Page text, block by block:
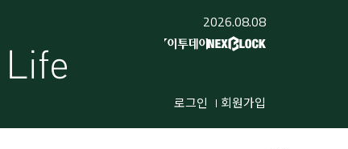
2026.08.08
로그인 회원가입